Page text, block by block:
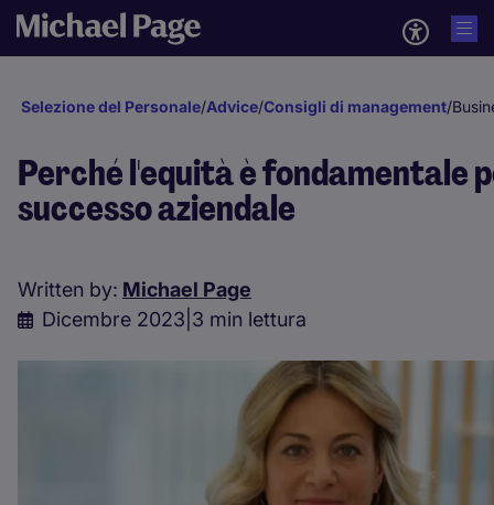
Selezione del Personale/Advice/Consigli di management/
Perché l'equità è fondamentale
successo aziendale
Written by: Michael Page
Dicembre 2023 3 min lettura